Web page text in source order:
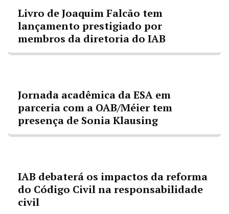
Livro de Joaquim Falcão tem
lançamento prestigiado por
membros da diretoria do IAB
Jornada acadêmica da ESA em
parceria com a OAB/Méier tem
presença de Sonia Klausing
IAB debaterá os impactos da reforma
do Código Civil na responsabilidade
civil